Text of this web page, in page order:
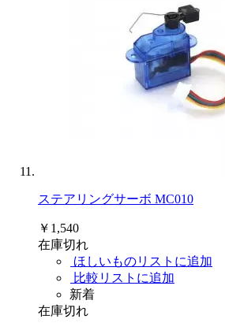
ステアリングサーボ MC010
￥1,540
在庫切れ
ほしいものリストに追加
比較リストに追加
新着
在庫切れ